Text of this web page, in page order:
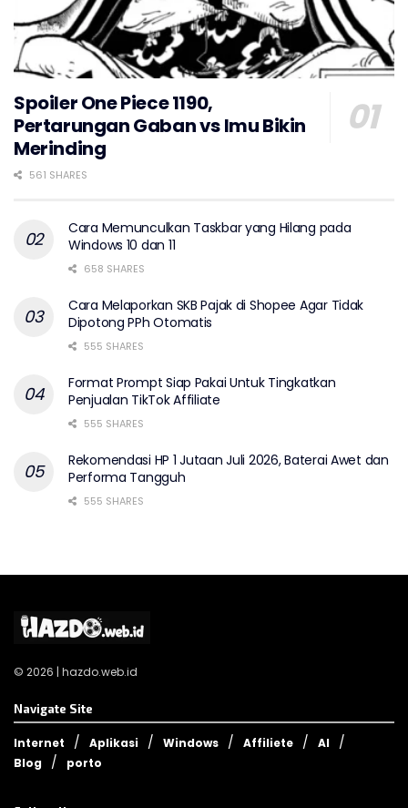
Spoiler One Piece 1190,
Pertarungan Gaban vs Imu Bikin
Merinding
561 SHARES
Cara Memunculkan Taskbar yang Hilang pada
Windows 10 dan 11
658 SHARES
Cara Melaporkan SKB Pajak di Shopee Agar Tidak
Dipotong PPh Otomatis
555 SHARES
Format Prompt Siap Pakai Untuk Tingkatkan
Penjualan TikTok Affiliate
555 SHARES
Rekomendasi HP 1 Jutaan Juli 2026, Baterai Awet dan
Performa Tangguh
555 SHARES
© 2026 | hazdo.web.id
Navigate Site
Internet Aplikasi Windows Affiliete
AI
Blog
porto